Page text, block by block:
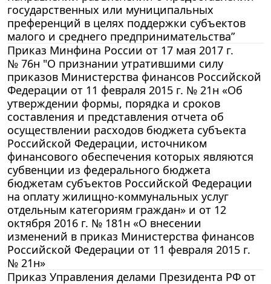
государственных или муниципальных
преференций в целях поддержки субъектов
малого и среднего предпринимательства”
Приказ Минфина России от 17 мая 2017 г.
№ 76н "О признании утратившими силу
приказов Министерства финансов Российской
Федерации от 11 февраля 2015 г. № 21н «Об
утверждении формы, порядка и сроков
составления и представления отчета об
осуществлении расходов бюджета субъекта
Российской Федерации, источником
финансового обеспечения которых являются
субвенции из федерального бюджета
бюджетам субъектов Российской Федерации
на оплату жилищно-коммунальных услуг
отдельным категориям граждан» и от 12
октября 2016 г. № 181н «О внесении
изменений в приказ Министерства финансов
Российской Федерации от 11 февраля 2015 г.
№ 21н»
Приказ Управления делами Президента РФ от